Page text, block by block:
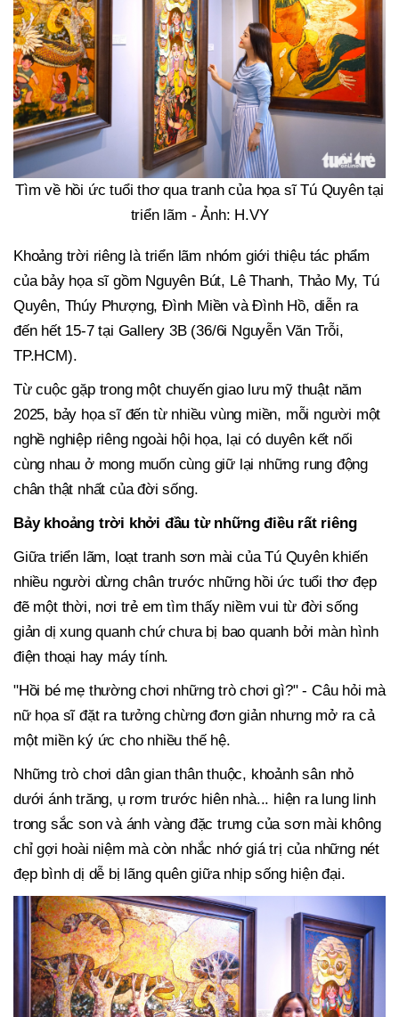
Tìm về hồi ức tuổi thơ qua tranh của họa sĩ Tú Quyên tại
triển lãm - Ảnh: H.VY
Khoảng trời riêng là triển lãm nhóm giới thiệu tác phẩm
của bảy họa sĩ gồm Nguyên Bút, Lê Thanh, Thảo My, Tú
Quyên, Thúy Phượng, Đình Miền và Đình Hồ, diễn ra
đến hết 15-7 tại Gallery 3B (36/6i Nguyễn Văn Trỗi,
TP.HCM).
Từ cuộc gặp trong một chuyến giao lưu mỹ thuật năm
2025, bảy họa sĩ đến từ nhiều vùng miền, mỗi người một
nghề nghiệp riêng ngoài hội họa, lại có duyên kết nối
cùng nhau ở mong muốn cùng giữ lại những rung động
chân thật nhất của đời sống.
Bảy khoảng trời khởi đầu từ những điều rất riêng
Giữa triển lãm, loạt tranh sơn mài của Tú Quyên khiến
nhiều người dừng chân trước những hồi ức tuổi thơ đẹp
đẽ một thời, nơi trẻ em tìm thấy niềm vui từ đời sống
giản dị xung quanh chứ chưa bị bao quanh bởi màn hình
điện thoại hay máy tính.
"Hồi bé mẹ thường chơi những trò chơi gì?" - Câu hỏi mà
nữ họa sĩ đặt ra tưởng chừng đơn giản nhưng mở ra cả
một miền ký ức cho nhiều thế hệ.
Những trò chơi dân gian thân thuộc, khoảnh sân nhỏ
dưới ánh trăng, ụ rơm trước hiên nhà... hiện ra lung linh
trong sắc son và ánh vàng đặc trưng của sơn mài không
chỉ gợi hoài niệm mà còn nhắc nhớ giá trị của những nét
đẹp bình dị dễ bị lãng quên giữa nhịp sống hiện đại.